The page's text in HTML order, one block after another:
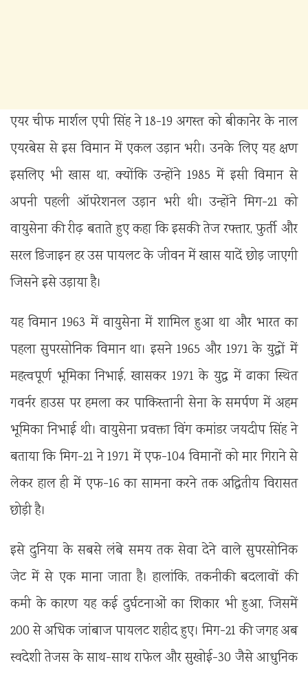
एयर चीफ मार्शल एपी सिंह ने 18-19 अगस्त को बीकानेर के नाल
एयरबेस से इस विमान में एकल उड़ान भरी। उनके लिए यह क्षण
इसलिए भी खास था, क्योंकि उन्होंने 1985 में इसी विमान से
अपनी पहली ऑपरेशनल उड़ान भरी थी। उन्होंने मिग-21 को
वायुसेना की रीढ़ बताते हुए कहा कि इसकी तेज रफ्तार, फुर्ती और
सरल डिजाइन हर उस पायलट के जीवन में खास यादें छोड़ जाएगी
जिसने इसे उड़ाया है।
यह विमान 1963 में वायुसेना में शामिल हुआ था और भारत का
पहला सुपरसोनिक विमान था। इसने 1965 और 1971 के युद्धों में
महत्वपूर्ण भूमिका निभाई, खासकर 1971 के युद्ध में ढाका स्थित
गवर्नर हाउस पर हमला कर पाकिस्तानी सेना के समर्पण में अहम
भूमिका निभाई थी। वायुसेना प्रवक्ता विंग कमांडर जयदीप सिंह ने
बताया कि मिग-21 ने 1971 में एफ-104 विमानों को मार गिराने से
लेकर हाल ही में एफ-16 का सामना करने तक अद्वितीय विरासत
छोड़ी है।
इसे दुनिया के सबसे लंबे समय तक सेवा देने वाले सुपरसोनिक
जेट में से एक माना जाता है। हालांकि, तकनीकी बदलावों की
कमी के कारण यह कई दुर्घटनाओं का शिकार भी हुआ, जिसमें
200 से अधिक जांबाज पायलट शहीद हुए। मिग-21 की जगह अब
स्वदेशी तेजस के साथ-साथ राफेल और सुखोई-30 जैसे आधुनिक